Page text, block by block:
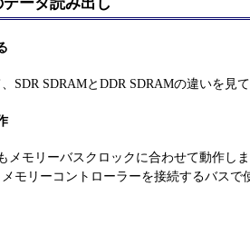
ータ読み出し
SDR SDRAMとDDR SDRAMの違いを見て
メモリーバスクロックに合わせて動作し
モリーコントローラーを接続するバスで